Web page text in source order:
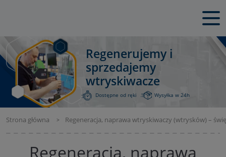
Regenerujemy i
sprzedajemy
wtryskiwacze
Dostępne od ręki Wysyłka w 24h
Strona główna Regeneracja, naprawa wtryskiwaczy (wtrysków) –
Regeneracja, naprawa